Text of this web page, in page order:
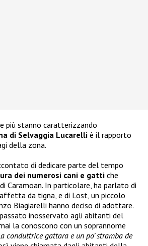
più stanno caratterizzando
di Selvaggia Lucarelliè il rapporto
della zona.
di dedicare parte del tempo
dei numerosi cani e gatti che
Caramoan. In particolare, ha parlato di
da tigna, e di Lost, un piccolo
Biagiarelli hanno deciso di adottare.
inosservato agli abitanti del
la conoscono con un soprannome
conduttrice gattara e un po’ stramba de